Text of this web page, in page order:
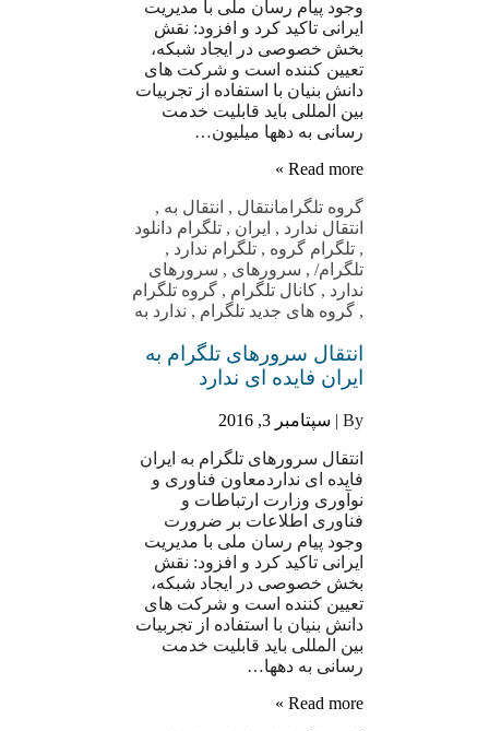
وجود پیام رسان ملی با مدیریت
ایرانی تاکید کرد و افزود: نقش
بخش خصوصی در ایجاد شبکه،
تعیین کننده است و شرکت های
دانش بنیان با استفاده از تجربیات
بین المللی باید قابلیت خدمت
رسانی به دهها میلیون…
Read more »
گروه تلگرامانتقال , انتقال به ,
انتقال ندارد , ایران , تلگرام دانلود
, تلگرام گروه , تلگرام ندارد ,
تلگرام/, سرورهای , سرورهای
ندارد , کانال تلگرام , گروه تلگرام
, گروه های جدید تلگرام , ندارد به
انتقال سرورهای تلگرام به
ایران فایده ای ندارد
By | سپتامبر 3, 2016
انتقال سرورهای تلگرام به ایران
فایده ای نداردمعاون فناوری و
نوآوری وزارت ارتباطات و
فناوری اطلاعات بر ضرورت
وجود پیام رسان ملی با مدیریت
ایرانی تاکید کرد و افزود: نقش
بخش خصوصی در ایجاد شبکه،
تعیین کننده است و شرکت های
دانش بنیان با استفاده از تجربیات
بین المللی باید قابلیت خدمت
رسانی به دهها…
Read more »